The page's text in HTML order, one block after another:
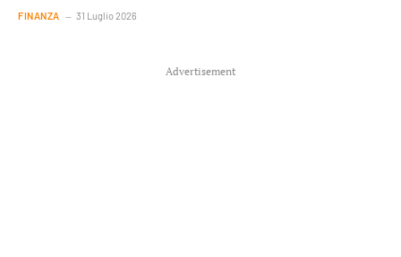
FINANZA 31 Luglio 2026
Advertisement